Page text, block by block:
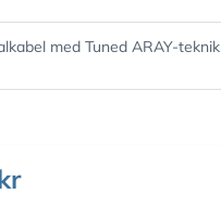
med Tuned ARAY-teknik